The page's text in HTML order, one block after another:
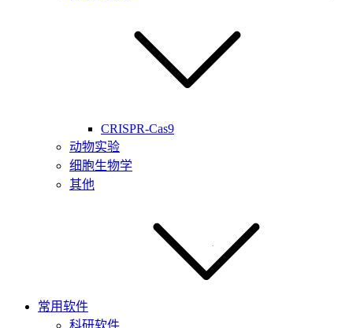
CRISPR-Cas9
动物实验
细胞生物学
其他
常用软件
科研软件